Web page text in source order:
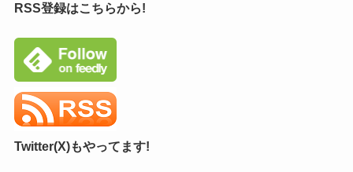
RSS登録はこちらから!
Twitter(X)もやってます!